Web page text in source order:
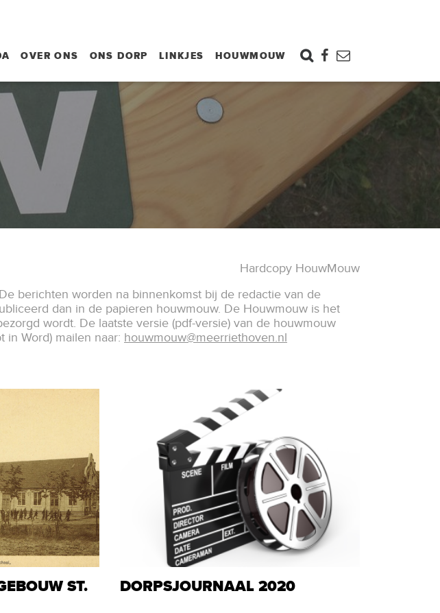
OVER ONS ONS DORP LINKJES HOUWMOUW
Hardcopy HouwMouw
berichten worden na binnenkomst bij de redactie van de
dan in de papieren houwmouw. De Houwmouw is het
wordt. De laatste versie (pdf-versie) van de houwmouw
in Word) mailen naar: houwmouw@meerriethoven.nl
ST.
DORPSJOURNAAL 2020